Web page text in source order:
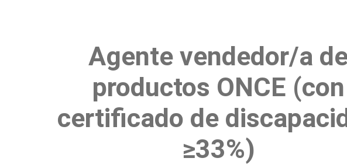
Agente vendedor/a
productos ONCE (con
certificado de
≥33%)